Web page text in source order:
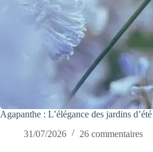
Agapanthe : L’élégance des jardins
31/07/2026
26 commentaires